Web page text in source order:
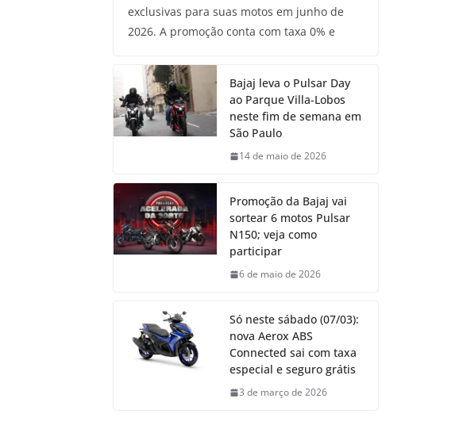
exclusivas para suas motos em junho de
2026. A promoção conta com taxa 0% e
Bajaj leva o Pulsar Day
ao Parque Villa-Lobos
neste fim de semana em
São Paulo
14 de maio de 2026
Promoção da Bajaj vai
sortear 6 motos Pulsar
N150; veja como
participar
6 de maio de 2026
Só neste sábado (07/03):
nova Aerox ABS
Connected sai com taxa
especial e seguro grátis
3 de março de 2026